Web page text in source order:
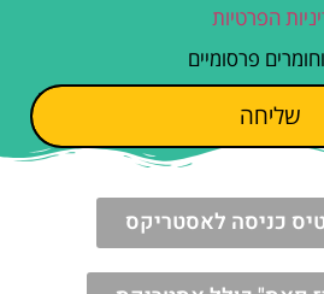
הפרטיות
פרסומיים
שליחה
כניסה לאסטריקס